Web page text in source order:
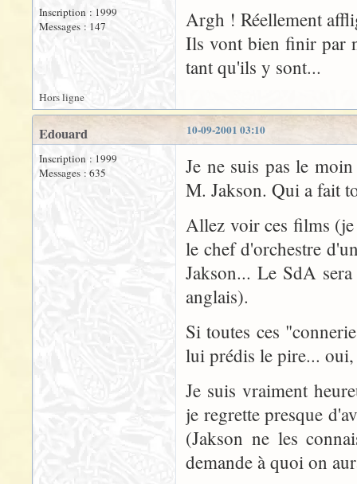
Inscription : 1999
Messages : 147
Argh ! Réellement
Ils vont bien finir par
tant qu'ils y sont...
Hors ligne
10-09-2001 03:10
Edouard
Inscription : 1999
Messages : 635
Je ne suis pas le
M. Jakson. Qui a fait
Allez voir ces films (je
le chef d'orchestre
Jakson... Le SdA
anglais).
Si toutes ces
lui prédis le pire...
Je suis vraiment
je regrette presque
(Jakson ne les
demande à quoi on